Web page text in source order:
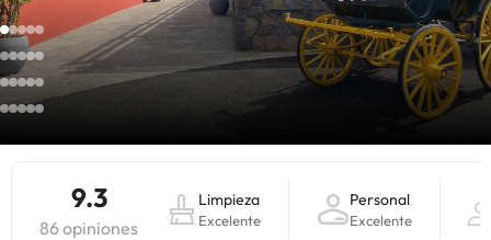
9.3
86 opiniones
Limpieza
Excelente
Personal
Excelente